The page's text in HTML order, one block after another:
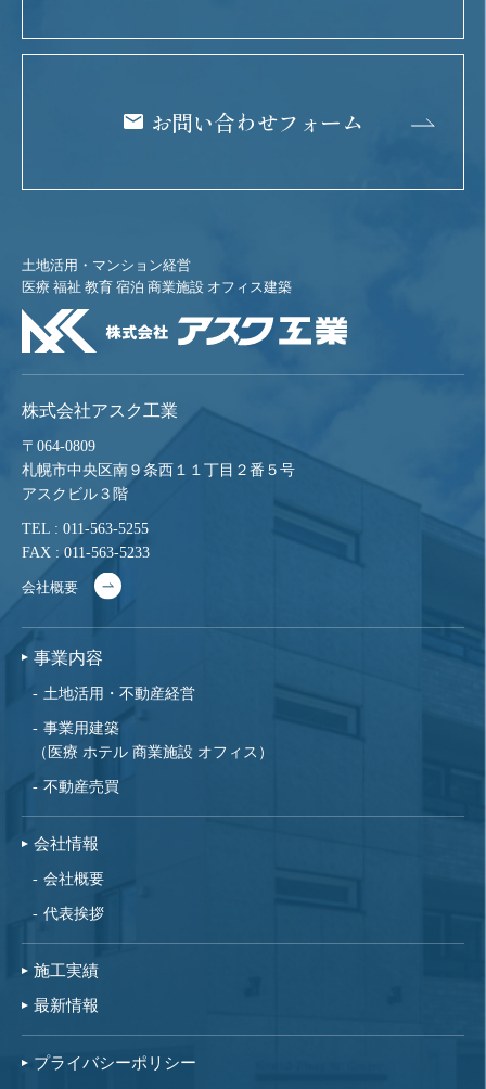
お問い合わせフォーム
土地活用・マンション経営
医療 福祉 教育 宿泊 商業施設 オフィス建築
株式会社アスク工業
〒064-0809
札幌市中央区南９条西１１丁目２番５号
アスクビル３階
TEL : 011-563-5255
FAX : 011-563-5233
会社概要
事業内容
土地活用・不動産経営
事業用建築
（医療 ホテル 商業施設 オフィス）
不動産売買
会社情報
会社概要
代表挨拶
施工実績
最新情報
プライバシーポリシー